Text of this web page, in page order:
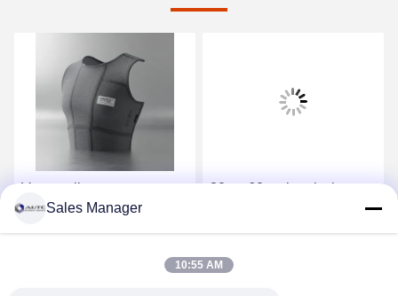
Verzegelingstype
Omnisiale PPE-type
Veiligheidsbekleding
effectieve veiligheid en
30 tot 60 g chemisch
ontworpen volgens OSHA
Sales Manager
10:55 AM